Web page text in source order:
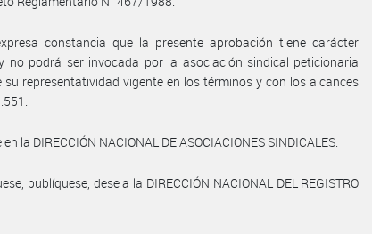
constancia que la presente aprobación tiene carácter
no podrá ser invocada por la asociación sindical peticionaria
representatividad vigente en los términos y con los alcances
la DIRECCIÓN NACIONAL DE ASOCIACIONES SINDICALES.
publíquese, dese a la DIRECCIÓN NACIONAL DEL REGISTRO